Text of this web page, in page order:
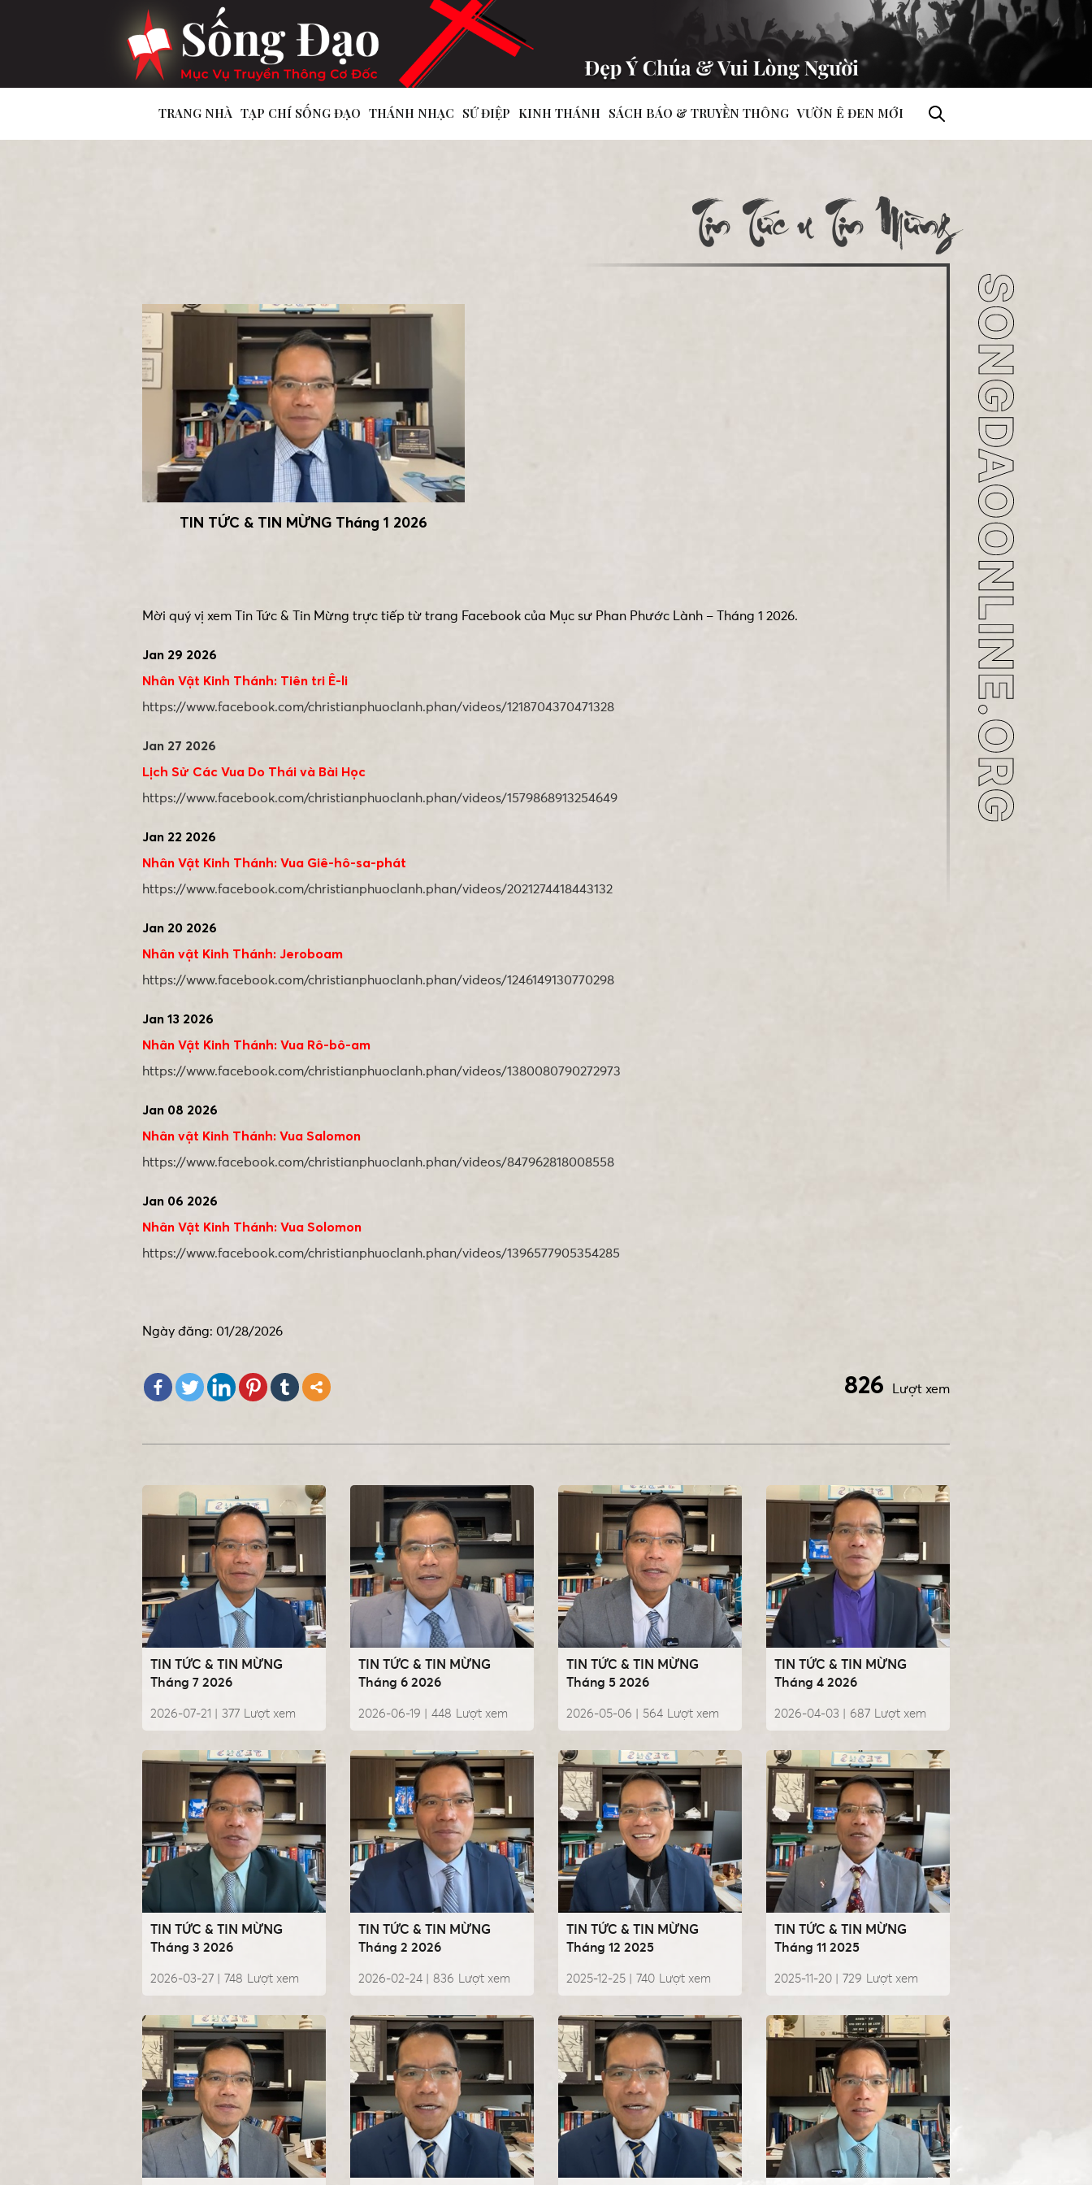
TRANG NHÀ TẠP CHÍ SỐNG ĐẠO THÁNH NHẠC SỨ ĐIỆP KINH THÁNH SÁCH BÁO & TRUYỀN THÔNG VƯỜN Ê ĐEN MỚI
Tin Tức & Tin Mừng
TIN TỨC & TIN MỪNG Tháng 1 2026
Mời quý vị xem Tin Tức & Tin Mừng trực tiếp từ trang Facebook của Mục sư Phan Phước Lành – Tháng 1 2026.
Jan 29 2026
Nhân Vật Kinh Thánh: Tiên tri Ê-li
https://www.facebook.com/christianphuoclanh.phan/videos/1218704370471328
Jan 27 2026
Lịch Sử Các Vua Do Thái và Bài Học
https://www.facebook.com/christianphuoclanh.phan/videos/1579868913254649
Jan 22 2026
Nhân Vật Kinh Thánh: Vua Giê-hô-sa-phát
https://www.facebook.com/christianphuoclanh.phan/videos/2021274418443132
Jan 20 2026
Nhân vật Kinh Thánh: Jeroboam
https://www.facebook.com/christianphuoclanh.phan/videos/1246149130770298
Jan 13 2026
Nhân Vật Kinh Thánh: Vua Rô-bô-am
https://www.facebook.com/christianphuoclanh.phan/videos/1380080790272973
Jan 08 2026
Nhân vật Kinh Thánh: Vua Salomon
https://www.facebook.com/christianphuoclanh.phan/videos/847962818008558
Jan 06 2026
Nhân Vật Kinh Thánh: Vua Solomon
https://www.facebook.com/christianphuoclanh.phan/videos/1396577905354285
Ngày đăng: 01/28/2026
Lượt xem
826
TIN TỨC & TIN MỪNG
Tháng 7 2026
2026-07-21 | Lượt xem
377
TIN TỨC & TIN MỪNG
Tháng 6 2026
2026-06-19 | Lượt xem
448
TIN TỨC & TIN MỪNG
Tháng 5 2026
2026-05-06 | Lượt xem
564
TIN TỨC & TIN MỪNG
Tháng 4 2026
2026-04-03 | Lượt xem
687
TIN TỨC & TIN MỪNG
Tháng 3 2026
2026-03-27 | Lượt xem
748
TIN TỨC & TIN MỪNG
Tháng 2 2026
2026-02-24 | Lượt xem
836
TIN TỨC & TIN MỪNG
Tháng 12 2025
2025-12-25 | Lượt xem
740
TIN TỨC & TIN MỪNG
Tháng 11 2025
2025-11-20 | Lượt xem
729